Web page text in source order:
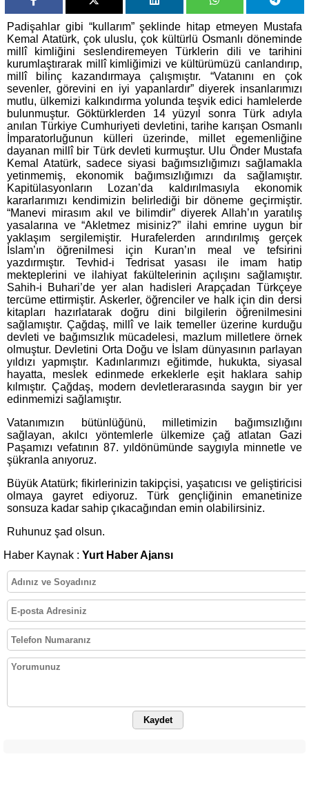
Padişahlar gibi “kullarım” şeklinde hitap etmeyen Mustafa
Kemal Atatürk, çok uluslu, çok kültürlü Osmanlı döneminde
millî kimliğini seslendiremeyen Türklerin dili ve tarihini
kurumlaştırarak millî kimliğimizi ve kültürümüzü canlandırıp,
millî bilinç kazandırmaya çalışmıştır. “Vatanını en çok
sevenler, görevini en iyi yapanlardır” diyerek insanlarımızı
mutlu, ülkemizi kalkındırma yolunda teşvik edici hamlelerde
bulunmuştur. Göktürklerden 14 yüzyıl sonra Türk adıyla
anılan Türkiye Cumhuriyeti devletini, tarihe karışan Osmanlı
İmparatorluğunun külleri üzerinde, millet egemenliğine
dayanan millî bir Türk devleti kurmuştur. Ulu Önder Mustafa
Kemal Atatürk, sadece siyasi bağımsızlığımızı sağlamakla
yetinmemiş, ekonomik bağımsızlığımızı da sağlamıştır.
Kapitülasyonların Lozan’da kaldırılmasıyla ekonomik
kararlarımızı kendimizin belirlediği bir döneme geçirmiştir.
“Manevi mirasım akıl ve bilimdir” diyerek Allah’ın yaratılış
yasalarına ve “Akletmez misiniz?” ilahi emrine uygun bir
yaklaşım sergilemiştir. Hurafelerden arındırılmış gerçek
İslam’ın öğrenilmesi için Kuran’ın meal ve tefsirini
yazdırmıştır. Tevhid-i Tedrisat yasası ile imam hatip
mekteplerini ve ilahiyat fakültelerinin açılışını sağlamıştır.
Sahih-i Buhari’de yer alan hadisleri Arapçadan Türkçeye
tercüme ettirmiştir. Askerler, öğrenciler ve halk için din dersi
kitapları hazırlatarak doğru dini bilgilerin öğrenilmesini
sağlamıştır. Çağdaş, millî ve laik temeller üzerine kurduğu
devleti ve bağımsızlık mücadelesi, mazlum milletlere örnek
olmuştur. Devletini Orta Doğu ve İslam dünyasının parlayan
yıldızı yapmıştır. Kadınlarımızı eğitimde, hukukta, siyasal
hayatta, meslek edinmede erkeklerle eşit haklara sahip
kılmıştır. Çağdaş, modern devletlerarasında saygın bir yer
edinmemizi sağlamıştır.
Vatanımızın bütünlüğünü, milletimizin bağımsızlığını
sağlayan, akılcı yöntemlerle ülkemize çağ atlatan Gazi
Paşamızı vefatının 87. yıldönümünde saygıyla minnetle ve
şükranla anıyoruz.
Büyük Atatürk; fikirlerinizin takipçisi, yaşatıcısı ve geliştiricisi
olmaya gayret ediyoruz. Türk gençliğinin emanetinize
sonsuza kadar sahip çıkacağından emin olabilirsiniz.
Ruhunuz şad olsun.
Haber Kaynak : Yurt Haber Ajansı
Kaydet